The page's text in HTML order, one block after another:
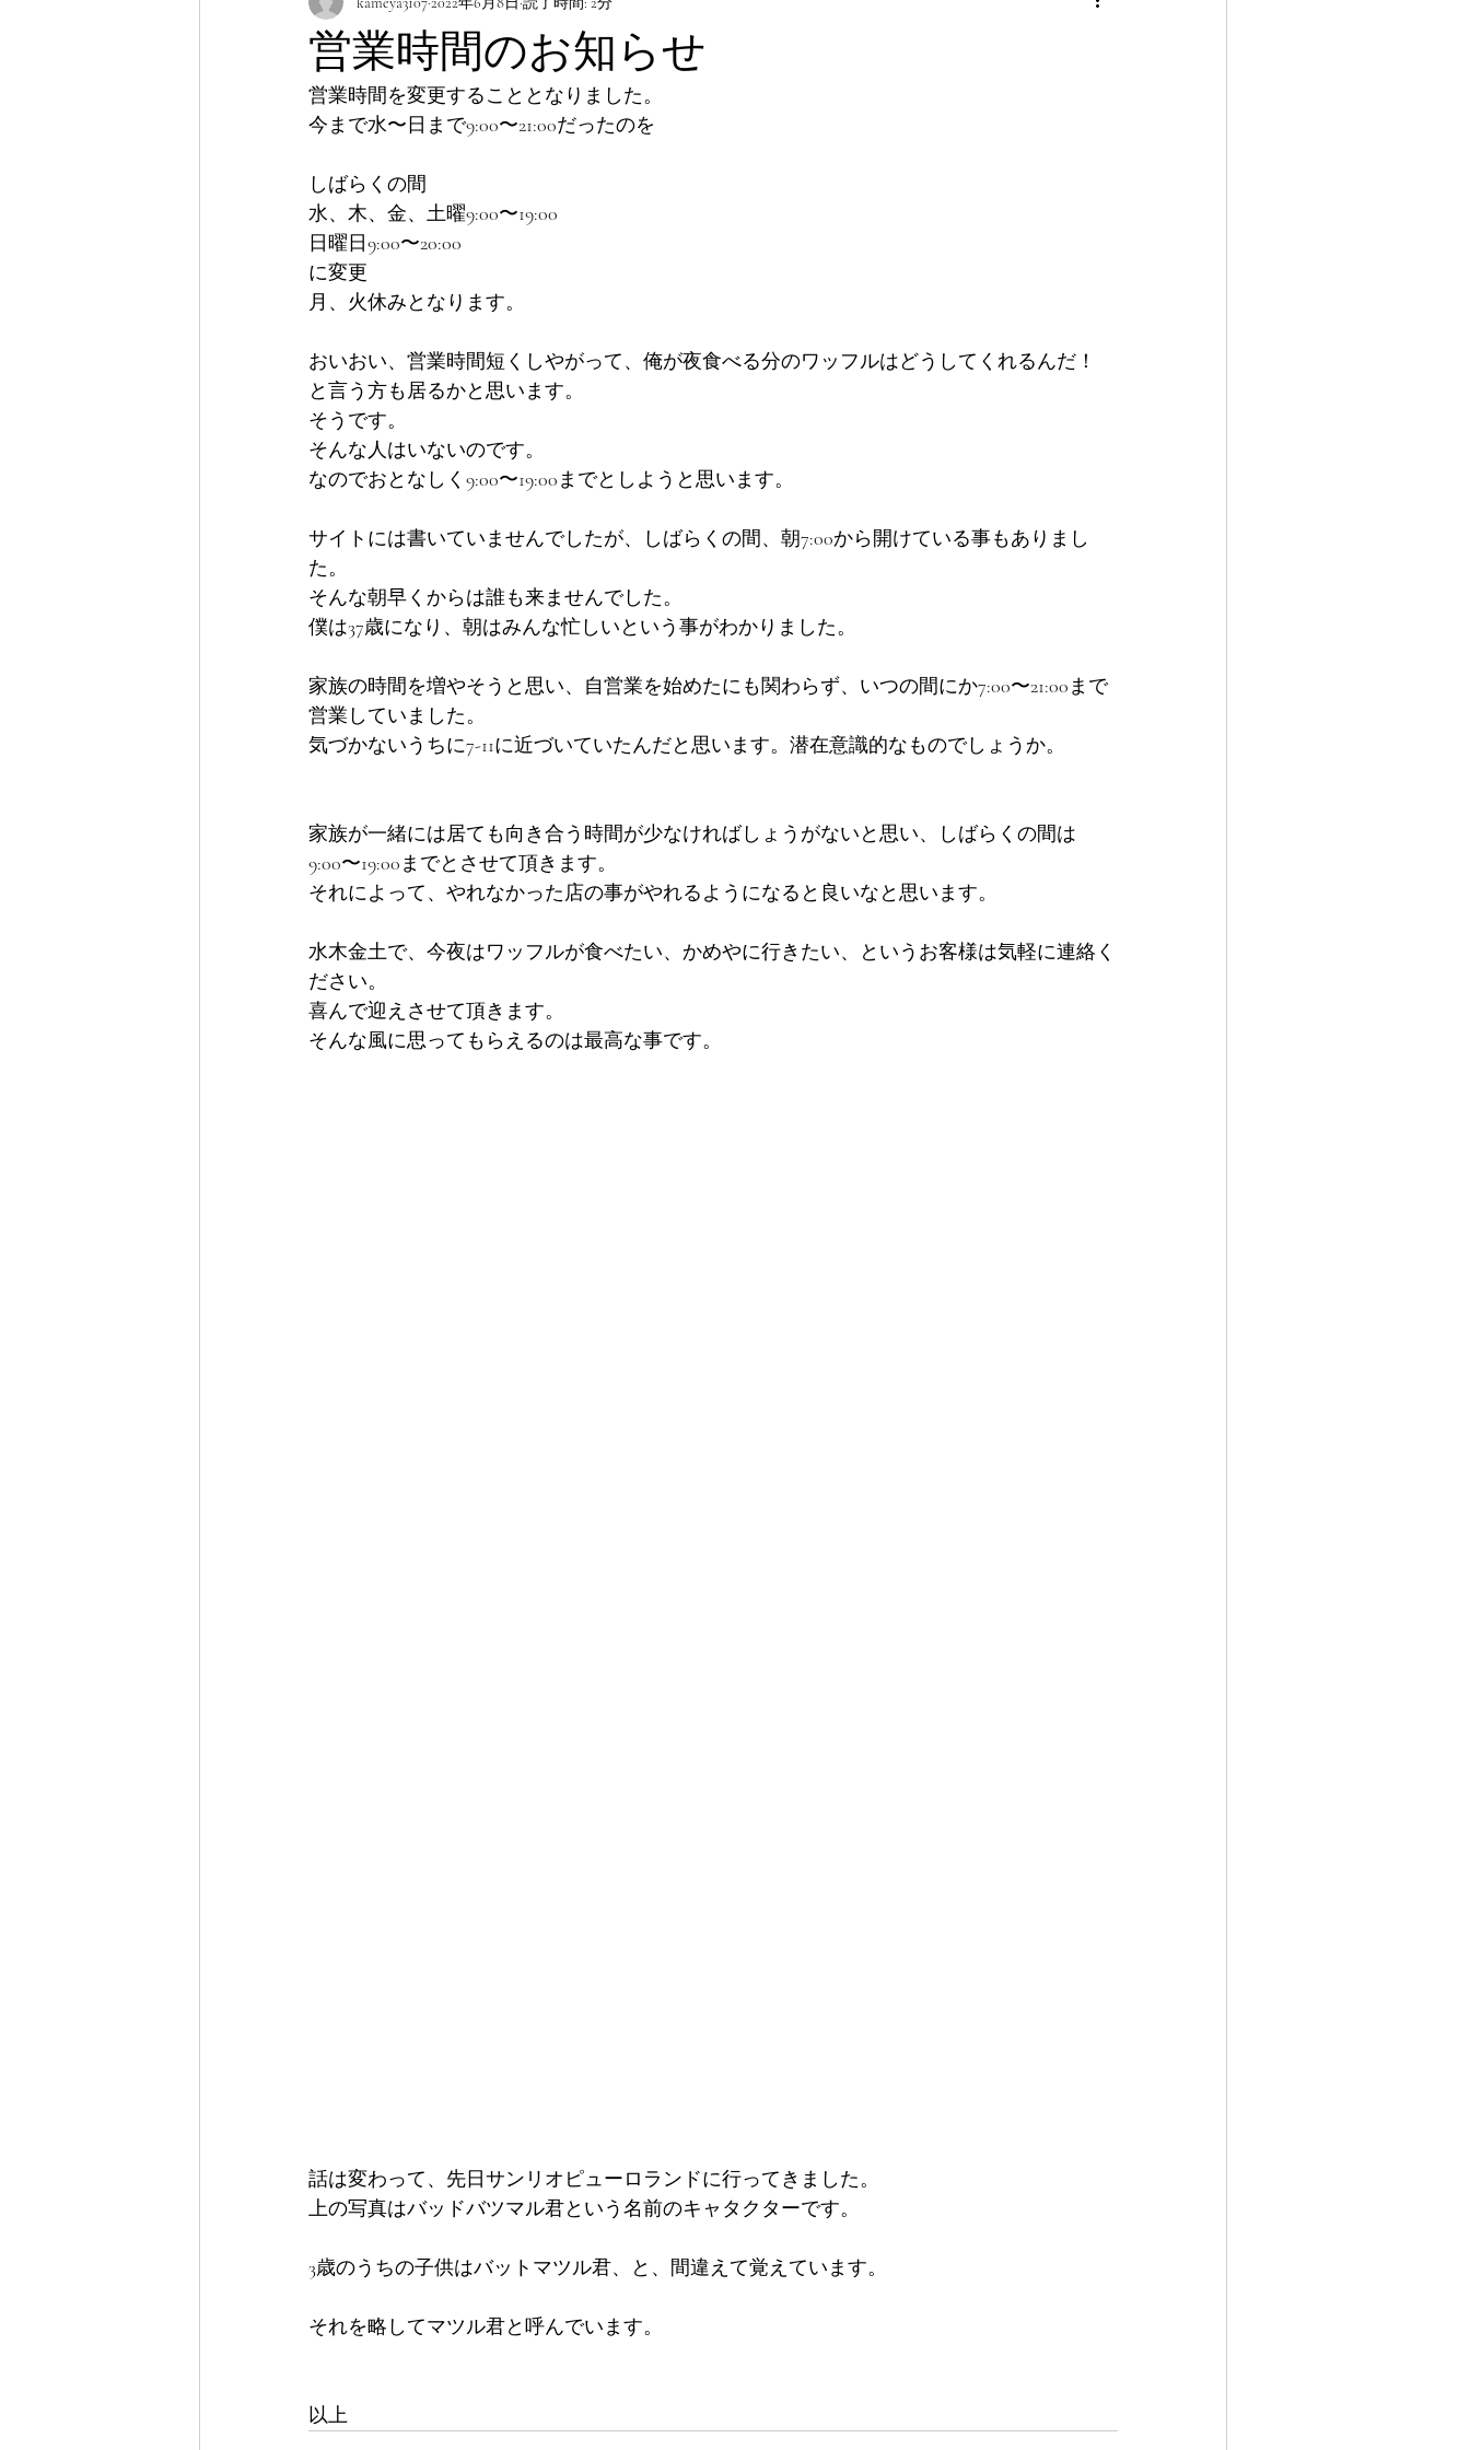
営業時間のお知らせ
営業時間を変更することとなりました。
今まで水〜日まで9:00〜21:00だったのを
しばらくの間
水、木、金、土曜9:00〜19:00
日曜日9:00〜20:00
に変更
月、火休みとなります。
おいおい、営業時間短くしやがって、俺が夜食べる分のワッフルはどうしてくれるんだ！
と言う方も居るかと思います。
そうです。
そんな人はいないのです。
なのでおとなしく9:00〜19:00までとしようと思います。
サイトには書いていませんでしたが、しばらくの間、朝7:00から開けている事もありまし
た。
そんな朝早くからは誰も来ませんでした。
僕は37歳になり、朝はみんな忙しいという事がわかりました。
家族の時間を増やそうと思い、自営業を始めたにも関わらず、いつの間にか7:00〜21:00まで
営業していました。
気づかないうちに7-11に近づいていたんだと思います。潜在意識的なものでしょうか。
家族が一緒には居ても向き合う時間が少なければしょうがないと思い、しばらくの間は
9:00〜19:00までとさせて頂きます。
それによって、やれなかった店の事がやれるようになると良いなと思います。
水木金土で、今夜はワッフルが食べたい、かめやに行きたい、というお客様は気軽に連絡く
ださい。
喜んで迎えさせて頂きます。
そんな風に思ってもらえるのは最高な事です。
話は変わって、先日サンリオピューロランドに行ってきました。
上の写真はバッドバツマル君という名前のキャタクターです。
3歳のうちの子供はバットマツル君、と、間違えて覚えています。
それを略してマツル君と呼んでいます。
以上